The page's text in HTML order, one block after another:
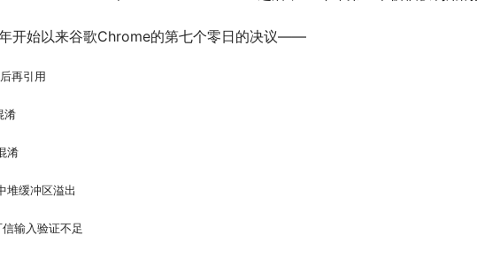
开始以来谷歌Chrome的第七个零日的决议——
再引用
淆
淆
堆缓冲区溢出
输入验证不足